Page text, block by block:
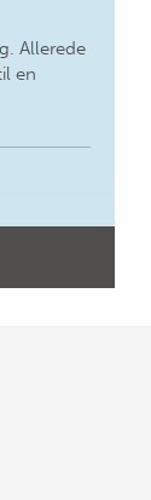
Allerede
en